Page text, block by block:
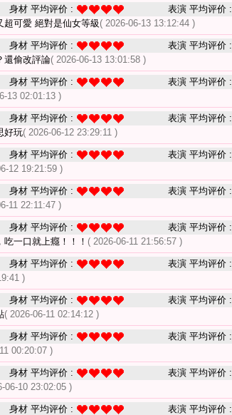
身材 平均评价 : 表演 平均评价 :
可愛 絕對是仙女等級 ( 2026-06-13 13:12:44 )
身材 平均评价 : 表演 平均评价 :
還偷改評論( 2026-06-13 13:01:58 )
身材 平均评价 : 表演 平均评价 :
13 02:01:13 )
身材 平均评价 : 表演 平均评价 :
好玩( 2026-06-12 23:29:11 )
身材 平均评价 : 表演 平均评价 :
12 19:21:59 )
身材 平均评价 : 表演 平均评价 :
11 22:11:47 )
身材 平均评价 : 表演 平均评价 :
一口就上癮！！！ ( 2026-06-11 21:56:57 )
身材 平均评价 : 表演 平均评价 :
)
身材 平均评价 : 表演 平均评价 :
( 2026-06-11 02:14:12 )
身材 平均评价 : 表演 平均评价 :
00:20:07 )
身材 平均评价 : 表演 平均评价 :
06-10 23:02:05 )
身材 平均评价 : 表演 平均评价 :